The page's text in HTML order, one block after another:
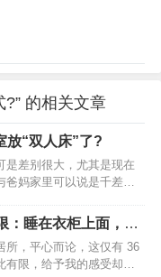
的相关文章
放“双人床”了?
是差别很大，尤其是现在
爸妈家里可以说是千差万
。就比如同样是睡觉的
理解是：无论哪个卧室，
一个标准的衣柜，不然能
室放“双人床”了？学学广
：睡在衣柜上面，空
所，平心而论，这仅有 36
有限，给予我的感受却是